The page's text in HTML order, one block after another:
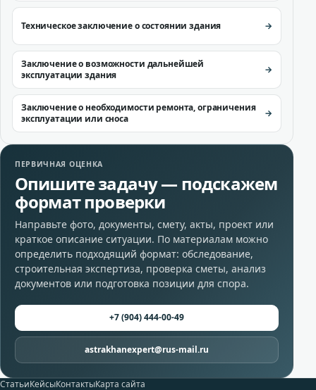
Техническое заключение о состоянии здания
Заключение о возможности дальнейшей
эксплуатации здания
Заключение о необходимости ремонта, ограничения
эксплуатации или сноса
ПЕРВИЧНАЯ ОЦЕНКА
Опишите задачу — подскажем
формат проверки
Направьте фото, документы, смету, акты, проект или
краткое описание ситуации. По материалам можно
определить подходящий формат: обследование,
строительная экспертиза, проверка сметы, анализ
документов или подготовка позиции для спора.
+7 (904) 444-00-49
astrakhanexpert@rus-mail.ru
СтатьиКейсыКонтактыКарта сайта